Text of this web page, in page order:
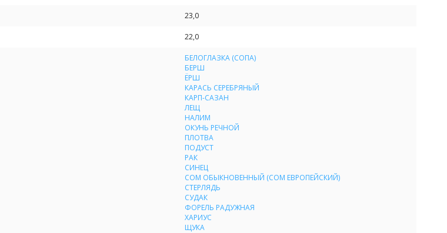
23,0
22,0
БЕЛОГЛАЗКА (СОПА)
БЕРШ
ЁРШ
КАРАСЬ СЕРЕБРЯНЫЙ
КАРП-САЗАН
ЛЕЩ
НАЛИМ
ОКУНЬ РЕЧНОЙ
ПЛОТВА
ПОДУСТ
РАК
СИНЕЦ
СОМ ОБЫКНОВЕННЫЙ (СОМ ЕВРОПЕЙСКИЙ)
СТЕРЛЯДЬ
СУДАК
ФОРЕЛЬ РАДУЖНАЯ
ХАРИУС
ЩУКА